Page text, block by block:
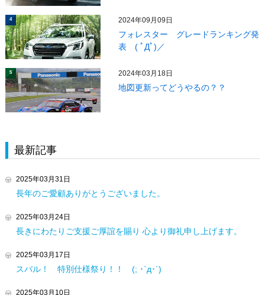
4 2024年09月09日
フォレスター グレードランキング発
表 ( ﾟДﾟ)／
5 2024年03月18日
地図更新ってどうやるの？？
最新記事
2025年03月31日
長年のご愛顧ありがとうございました。
2025年03月24日
長きにわたりご支援ご厚誼を賜り 心より御礼申し上げます。
2025年03月17日
スバル！ 特別仕様祭り！！ (; ･`д･´)
2025年03月10日